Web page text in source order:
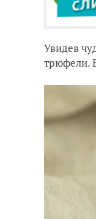
Увидев
трюфели.